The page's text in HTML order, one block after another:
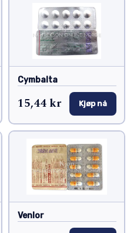
Cymbalta
15,44 kr Kjøp nå
Venlor